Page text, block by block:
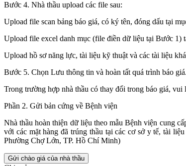
Bước 4. Nhà thầu upload các file sau:
Upload file scan bảng báo giá, có ký tên, đóng dấu tại
Upload file excel danh mục (file điền dữ liệu tại Bước 1)
Upload hồ sơ năng lực, tài liệu kỹ thuật và các tài liệu
Bước 5. Chọn Lưu thông tin và hoàn tất quá trình báo giá.
Trong trường hợp nhà thầu có thay đổi trong báo giá,
Phần 2. Gửi bản cứng về Bệnh viện
Nhà thầu hoàn thiện dữ liệu theo mẫu Bệnh viện cung
với các mặt hàng đã trúng thầu tại các cơ sở y tế, tài
Phường Chợ Lớn, TP. Hồ Chí Minh)
Gửi chào giá của nhà thầu